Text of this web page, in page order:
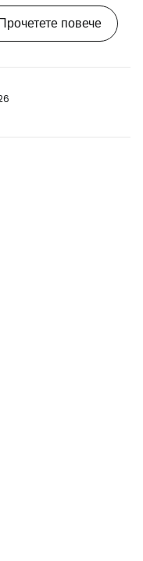
хора са били
смърт и
е било мястото
Можете да се
плаж с шезлонги,
повече